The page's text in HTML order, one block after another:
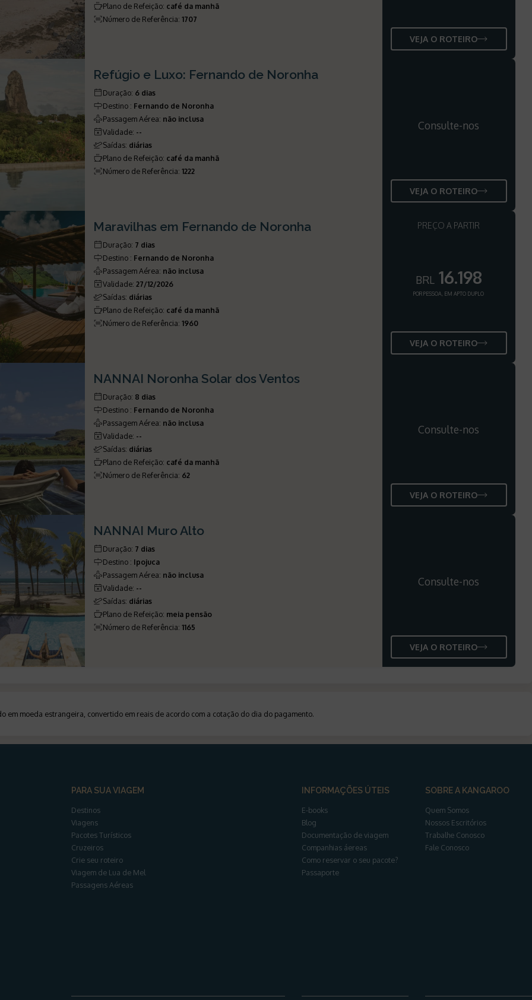
Plano de Refeição: café da manhã
Número de Referência:1707
VEJA O ROTEIRO
Refúgio e Luxo: Fernando de Noronha
Duração: 6 dias
Destino : Fernando de Noronha
Passagem Aérea: não inclusa
Validade: --
Saídas: diárias
Plano de Refeição: café da manhã
Número de Referência:1222
Consulte-nos
VEJA O ROTEIRO
Maravilhas em Fernando de Noronha
Duração: 7 dias
Destino : Fernando de Noronha
Passagem Aérea: não inclusa
Validade:27/12/2026
Saídas: diárias
Plano de Refeição: café da manhã
Número de Referência:1960
PREÇO A PARTIR
BRL 16.198
POR PESSOA, EM APTO DUPLO
VEJA O ROTEIRO
NANNAI Noronha Solar dos Ventos
Duração: 8 dias
Destino : Fernando de Noronha
Passagem Aérea: não inclusa
Validade: --
Saídas: diárias
Plano de Refeição: café da manhã
Número de Referência: 62
Consulte-nos
VEJA O ROTEIRO
NANNAI Muro Alto
Duração: 7 dias
Destino : Ipojuca
Passagem Aérea: não inclusa
Validade: --
Saídas: diárias
Plano de Refeição: meia pensão
Número de Referência:1165
Consulte-nos
VEJA O ROTEIRO
em moeda estrangeira, convertido em reais de acordo com a cotação do dia do pagamento.
PARA SUA VIAGEM
Destinos
Viagens
Pacotes Turísticos
Cruzeiros
Crie seu roteiro
Viagem de Lua de Mel
Passagens Aéreas
INFORMAÇÕES ÚTEIS
E-books
Blog
Documentação de viagem
Companhias áereas
Como reservar o seu pacote?
Passaporte
SOBRE A KANGAROO
Quem Somos
Nossos Escritórios
Trabalhe Conosco
Fale Conosco